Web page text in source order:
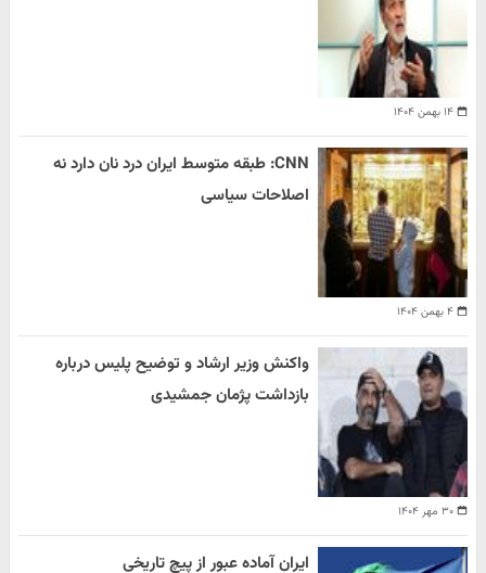
۱۴ بهمن ۱۴۰۴
۴ بهمن ۱۴۰۴
CNN: طبقه متوسط ایران درد نان دارد نه
اصلاحات سیاسی
۳۰ مهر ۱۴۰۴
واکنش وزیر ارشاد و توضیح پلیس درباره
بازداشت پژمان جمشیدی
ایران آماده عبور از پیچ تاریخی